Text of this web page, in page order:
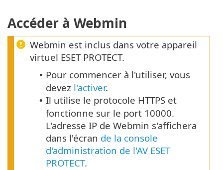
Accéder à Webmin
Webmin est inclus dans votre appareil
virtuel ESET PROTECT.
• Pour commencer à l'utiliser, vous
devez l'activer.
• Il utilise le protocole HTTPS et
fonctionne sur le port 10000.
L'adresse IP de Webmin s'affichera
dans l'écran de la console
d'administration de l'AV ESET
PROTECT.